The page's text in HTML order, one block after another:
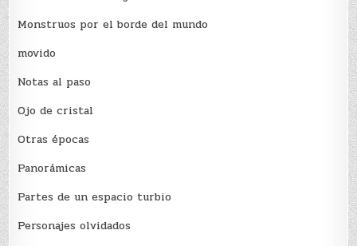
Monstruos por el borde del mundo
movido
Notas al paso
Ojo de cristal
Otras épocas
Panorámicas
Partes de un espacio turbio
Personajes olvidados